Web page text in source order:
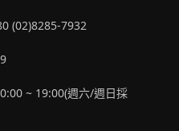
(02)8285-7932
~ 19:00(週六/週日採